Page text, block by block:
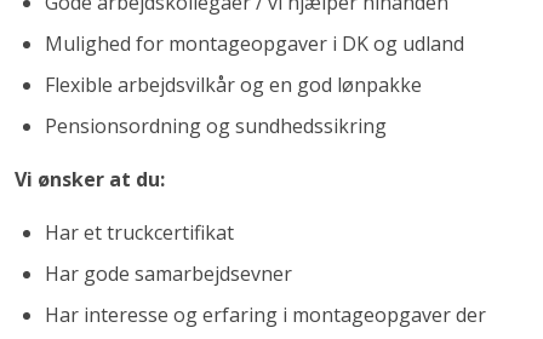
Mulighed for montageopgaver i DK og udland
Flexible arbejdsvilkår og en god lønpakke
Pensionsordning og sundhedssikring
Vi ønsker at du:
Har et truckcertifikat
Har gode samarbejdsevner
Har interesse og erfaring i montageopgaver der